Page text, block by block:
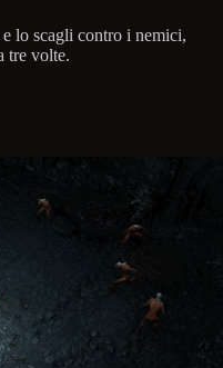
lo scagli contro i nemici,
tre volte.